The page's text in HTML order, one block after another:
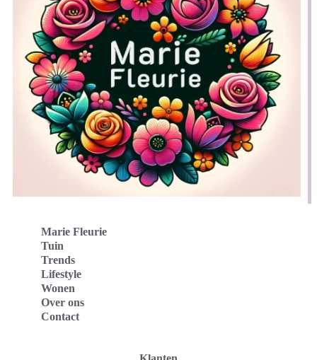
Marie Fleurie
Tuin
Trends
Lifestyle
Wonen
Over ons
Contact